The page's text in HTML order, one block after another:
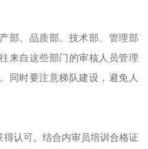
部、品质部、技术部、管理部
来自这些部门的审核人员管理
同时要注意梯队建设，避免人
得认可。结合内审员培训合格证